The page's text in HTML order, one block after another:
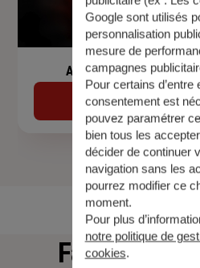
Assurance de prêt
Découvrir
Faitesune
Google sont utilisés
personnalisation
mesure de
campagnes
Pour certains d’entre
consentement est
pouvez paramétrer
bien tous les
décider de continuer
navigation sans les
pourrez modifier ce
moment.
Pour plus
notre politique de
cookies.